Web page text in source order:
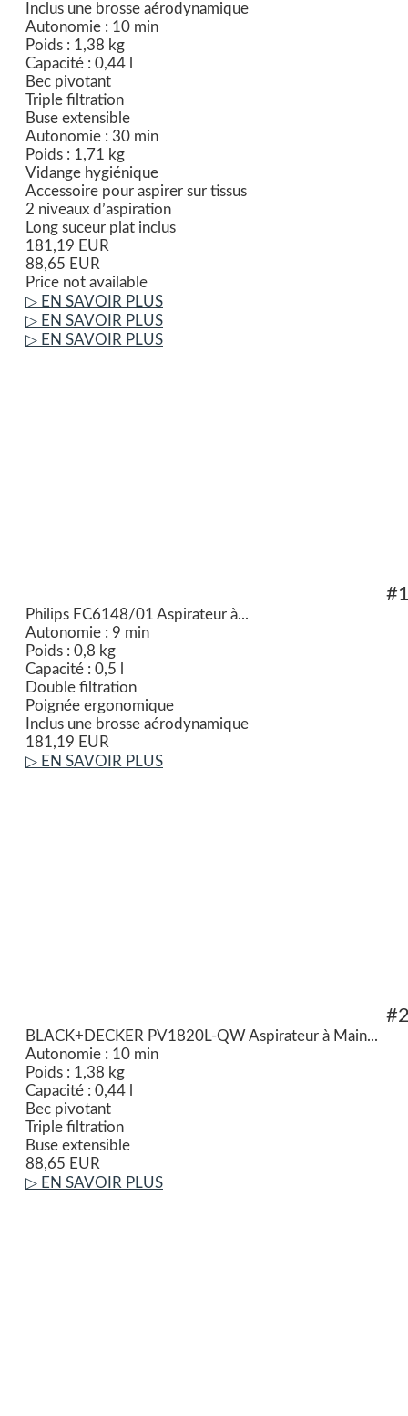
Inclus une brosse aérodynamique
Autonomie : 10 min
Poids : 1,38 kg
Capacité : 0,44 l
Bec pivotant
Triple filtration
Buse extensible
Autonomie : 30 min
Poids : 1,71 kg
Vidange hygiénique
Accessoire pour aspirer sur tissus
2 niveaux d’aspiration
Long suceur plat inclus
181,19 EUR
88,65 EUR
Price not available
▷ EN SAVOIR PLUS
▷ EN SAVOIR PLUS
▷ EN SAVOIR PLUS
Philips FC6148/01 Aspirateur à...
Autonomie : 9 min
Poids : 0,8 kg
Capacité : 0,5 l
Double filtration
Poignée ergonomique
Inclus une brosse aérodynamique
181,19 EUR
▷ EN SAVOIR PLUS
BLACK+DECKER PV1820L-QW Aspirateur à Main...
Autonomie : 10 min
Poids : 1,38 kg
Capacité : 0,44 l
Bec pivotant
Triple filtration
Buse extensible
88,65 EUR
▷ EN SAVOIR PLUS